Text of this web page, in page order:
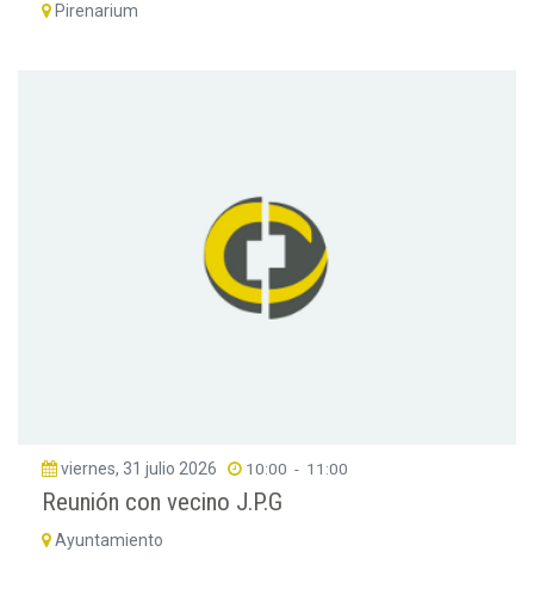
Pirenarium
viernes, 31 julio 2026 10:00 - 11:00
Reunión con vecino J.P.G
Ayuntamiento